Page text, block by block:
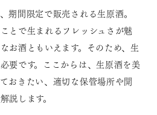
期間限定で販売される生原酒。
とで生まれるフレッシュさが魅
お酒ともいえます。そのため、生
要です。ここからは、生原酒を美
おきたい、適切な保管場所や開
説します。